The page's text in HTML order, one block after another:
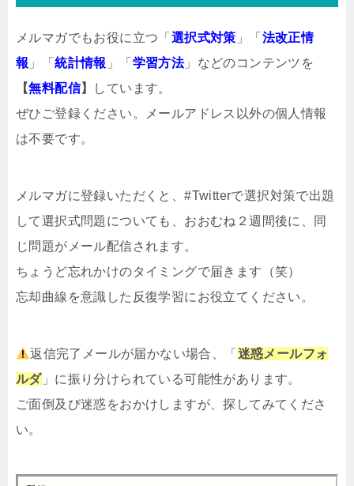
メルマガでもお役に立つ「 選択式対策 」「 法改正情
報 」「統計情報 」「 学習方法」などのコンテンツを
【無料配信】
しています。
ぜひご登録ください。メールアドレス以外の個人情報
は不要です。
メルマガに登録いただくと、#Twitterで選択対策で出題
して選択式問題についても、おおむね２週間後に、同
じ問題がメール配信されます。
ちょうど忘れかけのタイミングで届きます（笑）
忘却曲線を意識した反復学習にお役立てください。
返信完了メールが届かない場合、「 迷惑メールフォ
ルダ」に振り分けられている可能性があります。
ご面倒及び迷惑をおかけしますが、探してみてくださ
い。